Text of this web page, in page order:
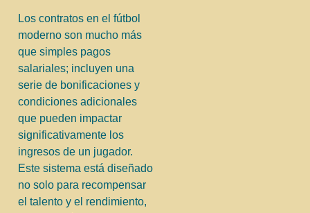
Los contratos en el fútbol
moderno son mucho más
que simples pagos
salariales; incluyen una
serie de bonificaciones y
condiciones adicionales
que pueden impactar
significativamente los
ingresos de un jugador.
Este sistema está diseñado
no solo para recompensar
el talento y el rendimiento,